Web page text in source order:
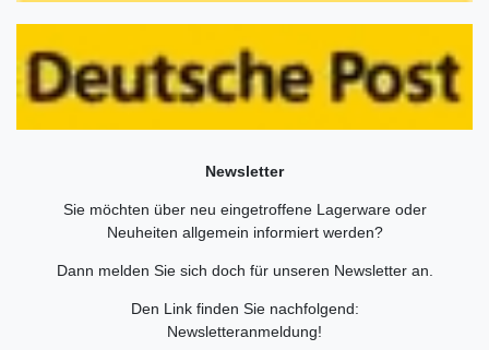
Newsletter
Sie möchten über neu eingetroffene Lagerware oder
Neuheiten allgemein informiert werden?
Dann melden Sie sich doch für unseren Newsletter an.
Den Link finden Sie nachfolgend:
Newsletteranmeldung!